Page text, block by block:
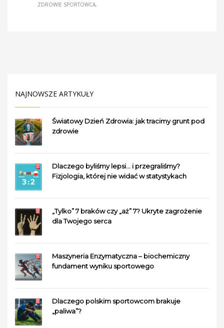
ZDROWIE SPORTOWCA
NAJNOWSZE ARTYKUŁY
Światowy Dzień Zdrowia: jak tracimy grunt pod
zdrowie
Dlaczego byliśmy lepsi… i przegraliśmy?
Fizjologia, której nie widać w statystykach
„Tylko” 7 braków czy „aż” 7? Ukryte zagrożenie
dla Twojego serca
Maszyneria Enzymatyczna – biochemiczny
fundament wyniku sportowego
Dlaczego polskim sportowcom brakuje
„paliwa”?